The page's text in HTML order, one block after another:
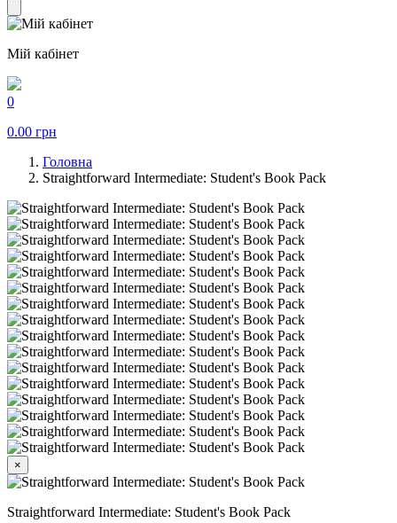
Мій кабінет
0
0.00 грн
Головна
Straightforward Intermediate: Student's Book Pack
×
Straightforward Intermediate: Student's Book Pack